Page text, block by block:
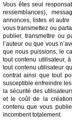
Vous êtes seul
ressemblances),
annonces, listes et
vous transmettez ou
publier, transmettre ou
l’auteur ou que vous
que nous puissions, le
tout contenu utilisateur,
tout contenu utilisateur
contrat ainsi que tout
susceptible enfreindre
la sécurité des
et le coût de la
contenu que vous
incombent totalement.